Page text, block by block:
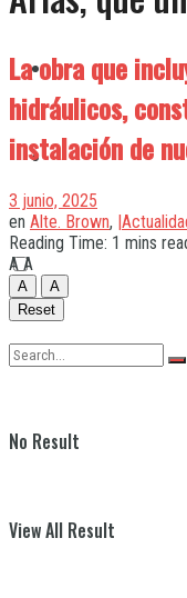
Quilmes
Varela
No Result
View All Result
La obra que
hidráulicos,
instalación de
3 junio, 2025
en Alte. Brown,
Reading Time: 1 mins
A A
A
A
Reset